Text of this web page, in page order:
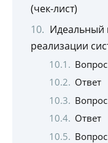
(чек-лист)
Идеальный
реализации
Вопрос
Ответ
Вопрос
Ответ
Вопрос